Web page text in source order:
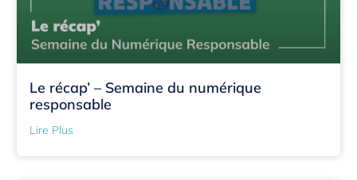
Le récap’ – Semaine du numérique
responsable
Lire Plus